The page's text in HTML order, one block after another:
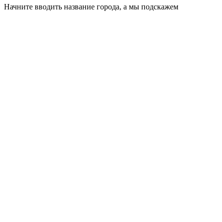
Начните вводить название города, а мы подскажем